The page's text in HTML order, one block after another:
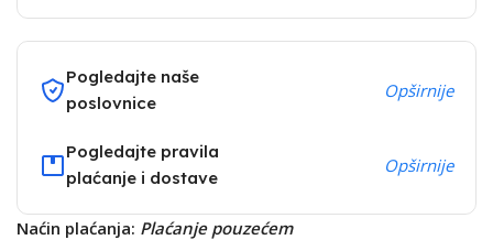
Pogledajte naše
poslovnice
Opširnije
Pogledajte pravila
plaćanje i dostave
Opširnije
Naćin plaćanja: Plaćanje pouzećem